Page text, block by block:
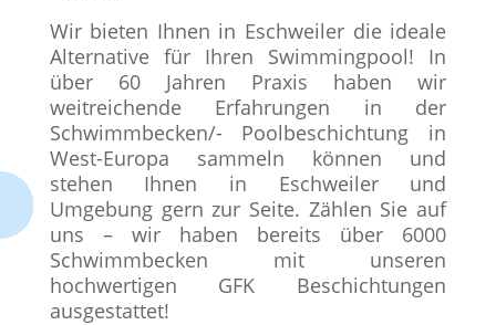
Wir bieten Ihnen in Eschweiler die ideale
Alternative für Ihren Swimmingpool! In
über 60 Jahren Praxis haben wir
weitreichende Erfahrungen in der
Schwimmbecken/- Poolbeschichtung in
West-Europa sammeln können und
stehen Ihnen in Eschweiler und
Umgebung gern zur Seite. Zählen Sie auf
uns – wir haben bereits über 6000
Schwimmbecken mit unseren
hochwertigen GFK Beschichtungen
ausgestattet!